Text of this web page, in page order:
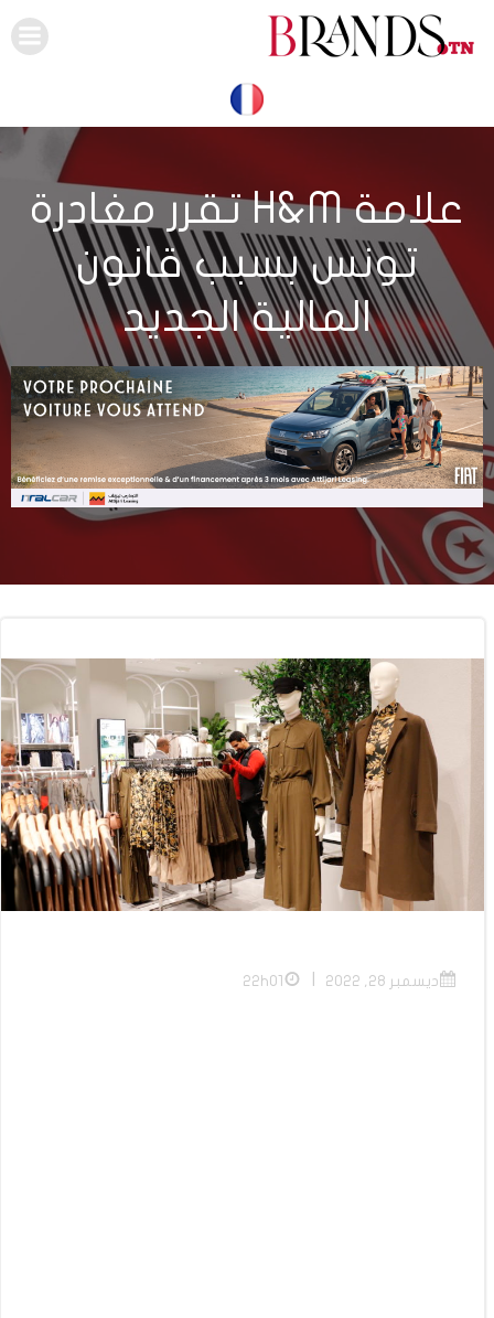
علامة H&M تقرر مغادرة
تونس بسبب قانون
المالية الجديد
ديسمبر 28, 2022 22h01